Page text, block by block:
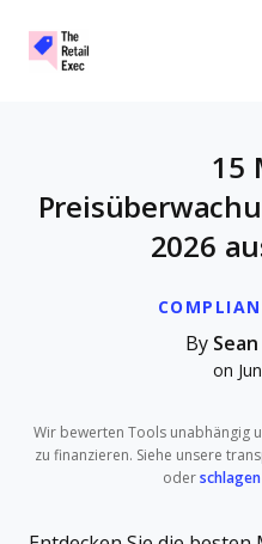
15
2026
By
on
Wir bewerten Tools unabhängig
zu finanzieren. Siehe unsere
oder